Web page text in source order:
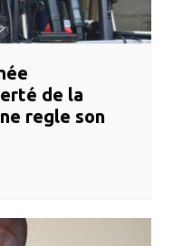
de la
regle son